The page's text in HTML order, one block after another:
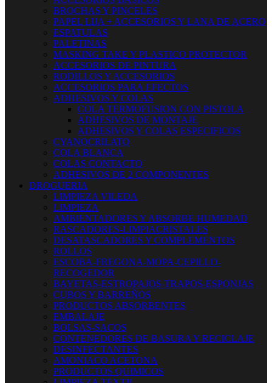
BROCHAS Y PINCELES
PAPEL LIJA + ACCESORIOS Y LANA DE ACERO
ESPATULAS
PALETINAS
MASKING TAKE Y PLASTICO PROTECTOR
ACCESORIOS DE PINTURA
RODILLOS Y ACCESORIOS
ACCESORIOS PARA EFECTOS
ADHESIVOS Y COLAS
COLA TERMOFUSION CON PISTOLA
ADHESIVOS DE MONTAJE
ADHESIVOS Y COLAS ESPECIFICOS
CYANOCRILATO
COLA BLANCA
COLAS CONTACTO
ADHESIVOS DE 2 COMPONENTES
DROGUERIA
LIMPIEZA VILEDA
LIMPIEZA
AMBIENTADORES Y ABSORBE HUMEDAD
RASCADORES-LIMPIACRISTALES
DESATASCADORES Y COMPLEMENTOS
ROLLOS
ESCOBA-FREGONA-MOPA-CEPILLO-
RECOGEDOR
BAYETAS-ESTROPAJOS-TRAPOS-ESPONJAS
CUBOS Y BARREÑOS
PRODUCTOS ABSORBENTES
EMBALAJE
BOLSAS-SACOS
CONTENEDORES DE BASURA Y RECICLAJE
DESINFECTANTES
AMONIACO ACETONA
PRODUCTOS QUIMICOS